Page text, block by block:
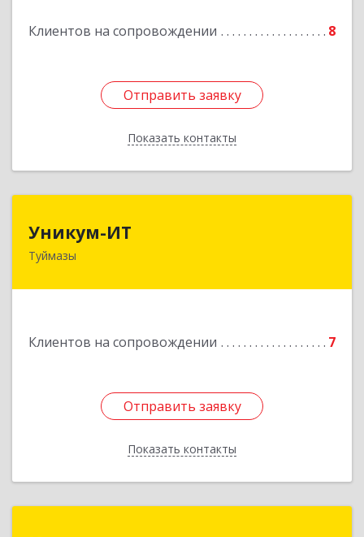
Клиентов на сопровождении 8
Отправить заявку
Показать контакты
Отправить заявку
Назад
Уникум-ИТ
Туймазы
Клиентов на сопровождении 7
Отправить заявку
Показать контакты
452757, Башкортостан Респ, Туймазинский р-н,
Отправить заявку
Назад